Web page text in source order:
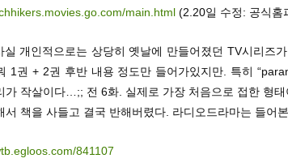
main.html (2.20일 수정: 공식홈
개인적으로는 상당히 옛날에 만들어졌던 TV시리즈
1권 + 2권 후반 내용 정도만 들어가있지만. 특히
가 작살이다…;; 전 6화. 실제로 가장 처음으로 접한 형
서 책을 사들고 결국 반해버렸다. 라디오드라마는 들어
841107